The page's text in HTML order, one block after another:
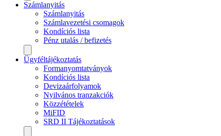
Számlanyitás
Számlanyitás
Számlavezetési csomagok
Kondíciós lista
Pénz utalás / befizetés
Ügyféltájékoztatás
Formanyomtatványok
Kondíciós lista
Devizaárfolyamok
Nyilvános tranzakciók
Közzétételek
MiFID
SRD II Tájékoztatások